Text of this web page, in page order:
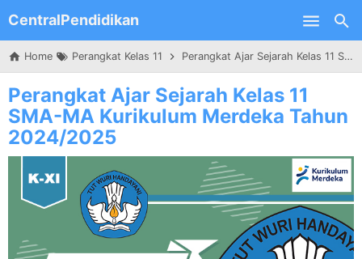
Skip to main content
CentralPendidikan
Home Perangkat Kelas 11 Perangkat Ajar Sejarah Kelas 11 SMA-MA Kurikulum Merdeka Tahun 2024/2025
Perangkat Ajar Sejarah Kelas 11
SMA-MA Kurikulum Merdeka Tahun
2024/2025